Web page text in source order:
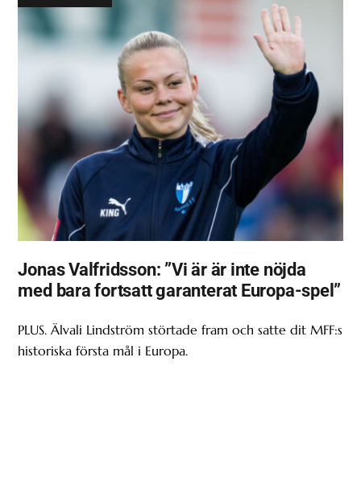
Jonas Valfridsson: ”Vi är är inte nöjda
med bara fortsatt garanterat Europa-spel”
PLUS. Älvali Lindström störtade fram och satte dit MFF:s
historiska första mål i Europa.